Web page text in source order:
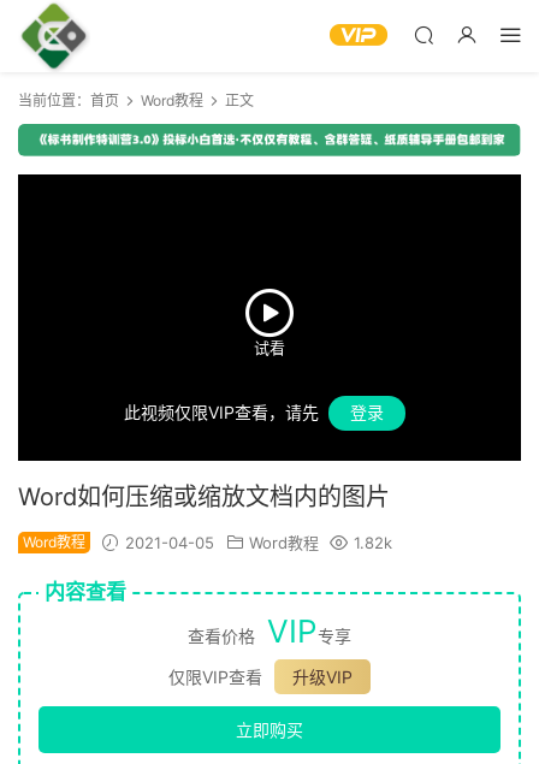
当前位置： 首页 Word教程 正文
此视频仅限VIP查看，请先 登录
Word如何压缩或缩放文档内的图片
Word教程 2021-04-05 Word教程 1.82k
内容查看
查看价格 VIP专享
仅限VIP查看
升级VIP
立即购买